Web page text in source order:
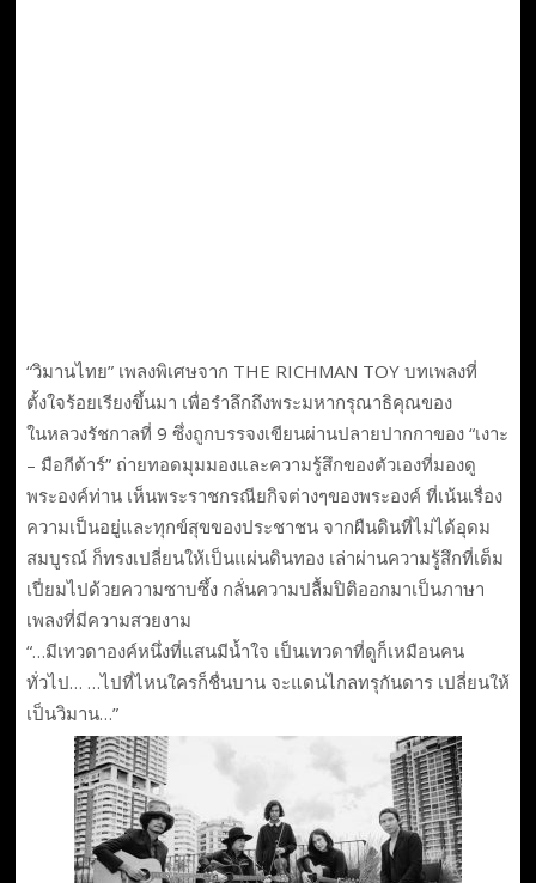
“วิมานไทย” เพลงพิเศษจาก THE RICHMAN TOY บทเพลงที่
ตั้งใจร้อยเรียงขึ้นมา เพื่อรำลึกถึงพระมหากรุณาธิคุณของ
ในหลวงรัชกาลที่ 9 ซึ่งถูกบรรจงเขียนผ่านปลายปากกาของ “เงาะ
– มือกีต้าร์” ถ่ายทอดมุมมองและความรู้สึกของตัวเองที่มองดู
พระองค์ท่าน เห็นพระราชกรณียกิจต่างๆของพระองค์ ที่เน้นเรื่อง
ความเป็นอยู่และทุกข์สุขของประชาชน จากผืนดินที่ไม่ได้อุดม
สมบูรณ์ ก็ทรงเปลี่ยนให้เป็นแผ่นดินทอง เล่าผ่านความรู้สึกที่เต็ม
เปี่ยมไปด้วยความซาบซึ้ง กลั่นความปลื้มปิติออกมาเป็นภาษา
เพลงที่มีความสวยงาม
“…มีเทวดาองค์หนึ่งที่แสนมีน้ำใจ เป็นเทวดาที่ดูก็เหมือนคน
ทั่วไป… …ไปที่ไหนใครก็ชื่นบาน จะแดนไกลทรุกันดาร เปลี่ยนให้
เป็นวิมาน…”